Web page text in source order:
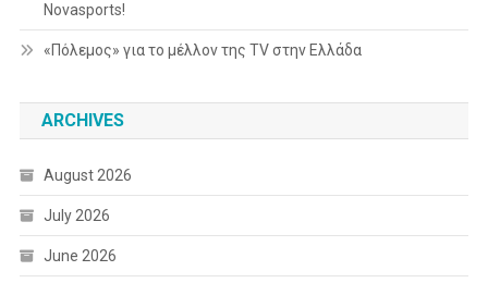
Novasports!
«Πόλεμος» για το μέλλον της TV στην Ελλάδα
ARCHIVES
August 2026
July 2026
June 2026